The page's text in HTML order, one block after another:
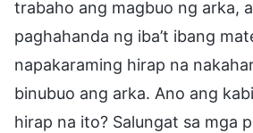
trabaho ang magbuo ng arka,
paghahanda ng iba’t ibang
napakaraming hirap na
binubuo ang arka. Ano ang
hirap na ito? Salungat sa mga